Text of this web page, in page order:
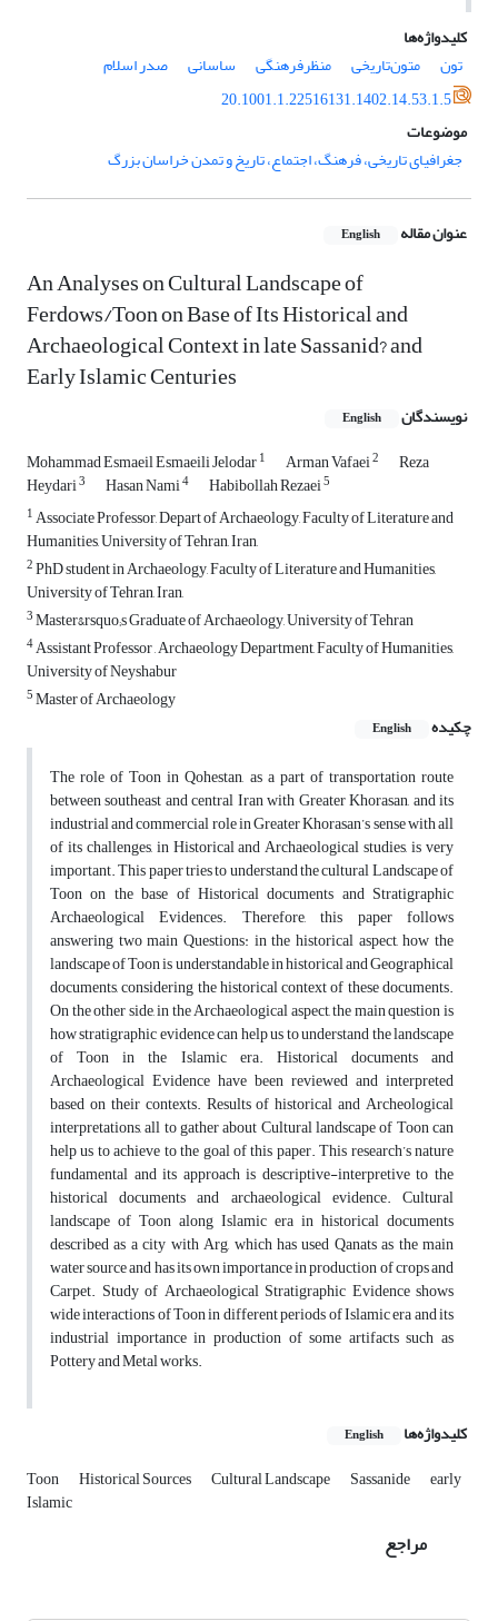
کلیدواژه‌ها
تون
متون‌تاریخی منظرفرهنگی ساسانی
صدر اسلام
20.1001.1.22516131.1402.14.53.1.5
موضوعات
جغرافیای تاریخی، فرهنگ، اجتماع، تاریخ و تمدن خراسان بزرگ
عنوان مقاله English
An Analyses on Cultural Landscape of
Ferdows/Toon on Base of Its Historical and
Archaeological Context in late Sassanid? and
Early Islamic Centuries
نویسندگان English
Mohammad Esmaeil Esmaeili Jelodar1 Arman Vafaei2 Reza
Heydari3 Hasan Nami4 Habibollah Rezaei5
1Associate Professor, Depart of Archaeology, Faculty of Literature and
Humanities, University of Tehran, Iran,
2PhD student in Archaeology, Faculty of Literature and Humanities,
University of Tehran, Iran,
3Master&rsquo;s Graduate of Archaeology, University of Tehran
4Assistant Professor , Archaeology Department, Faculty of Humanities,
University of Neyshabur
5Master of Archaeology
چکیده
English
The role of Toon in Qohestan, as a part of transportation route
between southeast and central Iran with Greater Khorasan, and its
industrial and commercial role in Greater Khorasan’s sense with all
of its challenges, in Historical and Archaeological studies, is very
important. This paper tries to understand the cultural Landscape of
Toon on the base of Historical documents and Stratigraphic
Archaeological Evidences. Therefore, this paper follows
answering two main Questions: in the historical aspect, how the
landscape of Toon is understandable in historical and Geographical
documents, considering the historical context of these documents.
On the other side, in the Archaeological aspect, the main question is
how stratigraphic evidence can help us to understand the landscape
of Toon in the Islamic era. Historical documents and
Archaeological Evidence have been reviewed and interpreted
based on their contexts. Results of historical and Archeological
interpretations, all to gather about Cultural landscape of Toon can
help us to achieve to the goal of this paper. This research’s nature
fundamental and its approach is descriptive-interpretive to the
historical documents and archaeological evidence. Cultural
landscape of Toon along Islamic era in historical documents
described as a city with Arg, which has used Qanats as the main
water source and has its own importance in production of crops and
Carpet. Study of Archaeological Stratigraphic Evidence shows
wide interactions of Toon in different periods of Islamic era and its
industrial importance in production of some artifacts such as
Pottery and Metal works.
کلیدواژه‌ها English
Toon Historical‌ Sources Cultural‌ Landscape Sassanide early‌
Islamic
مراجع